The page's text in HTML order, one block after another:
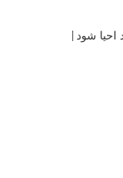
احیا ش |